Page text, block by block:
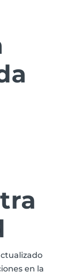
en la